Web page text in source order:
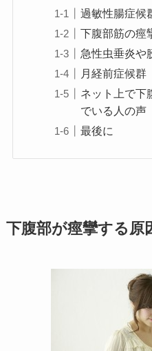
過敏性腸症候
下腹部筋の痙
急性虫垂炎や
月経前症候群
ネット上で下
でいる人の声
最後に
下腹部が痙攣する原